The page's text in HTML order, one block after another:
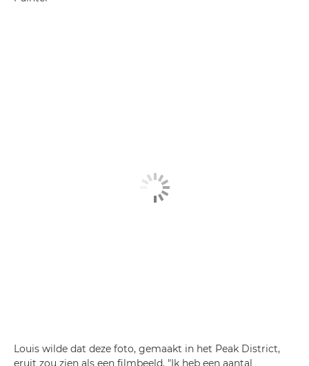
Louis wilde dat deze foto, gemaakt in het Peak District,
eruit zou zien als een filmbeeld. "Ik heb een aantal